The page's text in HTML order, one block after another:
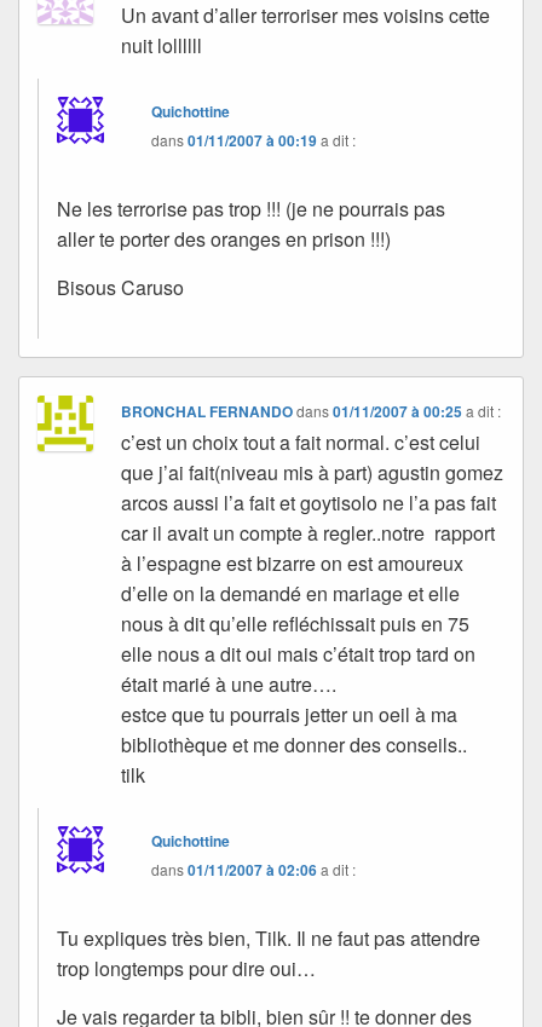
Un avant d’aller terroriser mes voisins cette
nuit lollllll
Quichottine
dans01/11/2007 à 00:19a dit :
Ne les terrorise pas trop !!! (je ne pourrais pas
aller te porter des oranges en prison !!!)
Bisous Caruso
BRONCHAL FERNANDOdans01/11/2007 à 00:25 a dit :
c’est un choix tout a fait normal. c’est celui
que j’ai fait(niveau mis à part) agustin gomez
arcos aussi l’a fait et goytisolo ne l’a pas fait
car il avait un compte à regler..notre rapport
à l’espagne est bizarre on est amoureux
d’elle on la demandé en mariage et elle
nous à dit qu’elle refléchissait puis en 75
elle nous a dit oui mais c’était trop tard on
était marié à une autre….
estce que tu pourrais jetter un oeil à ma
bibliothèque et me donner des conseils..
tilk
Quichottine
dans01/11/2007 à 02:06a dit :
Tu expliques très bien, Tilk. Il ne faut pas attendre
trop longtemps pour dire oui…
Je vais regarder ta bibli, bien sûr !! te donner des